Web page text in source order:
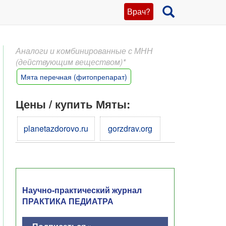
Врач?
Аналоги и комбинированные с МНН
(действующим веществом)*
Мята перечная (фитопрепарат)
Цены / купить Мяты:
planetazdorovo.ru gorzdrav.org
Научно-практический журнал
ПРАКТИКА ПЕДИАТРА